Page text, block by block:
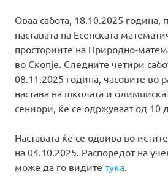
Оваа сабота, 18.10.2025 година,
наставата на Есенската
просториите на Природно-
во Скопје. Следните четири
08.11.2025 година, часовите во
настава на школата и
сениори, ќе се одржуваат од 10
Наставата ќе се одвива во
на 04.10.2025. Распоредот на
може да го видите тука